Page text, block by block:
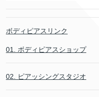
ボディピアスリンク
01. ボディピアスショップ
02. ピアッシングスタジオ